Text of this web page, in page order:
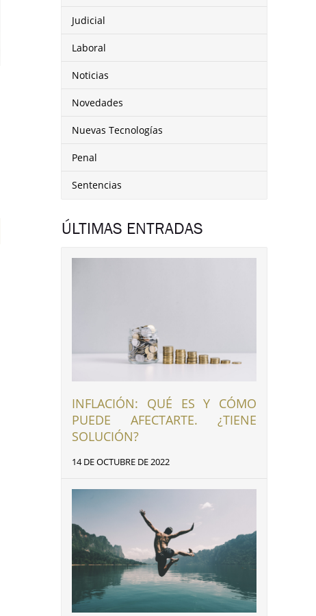
Judicial
Laboral
Noticias
Novedades
Nuevas Tecnologías
Penal
Sentencias
ÚLTIMAS ENTRADAS
INFLACIÓN: QUÉ ES Y CÓMO
PUEDE AFECTARTE. ¿TIENE
SOLUCIÓN?
14 DE OCTUBRE DE 2022